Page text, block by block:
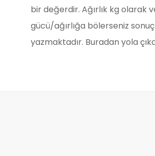
bir değerdir. Ağırlık kg olarak
gücü/ağırlığa bölerseniz
yazmaktadır. Buradan yola